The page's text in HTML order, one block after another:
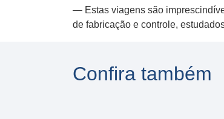
— Estas viagens são
de fabricação e controle,
Confira também